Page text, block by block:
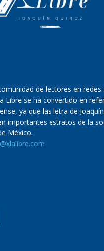
de lectores en redes
Libre se ha convertido en
ya que las letra de
importantes estratos de la
México.